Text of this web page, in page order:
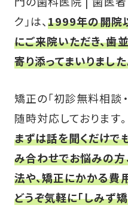
ク」は、1999年の開院
にご来院いただき、歯
寄り添ってまいりました
矯正の「初診無料相談
随時対応しております。
まずは話を聞くだけで
み合わせでお悩みの
法や、矯正にかかる費
どうぞ気軽に「しみず